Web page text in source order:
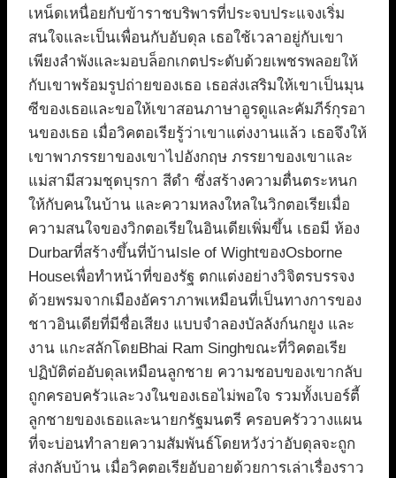
เหน็ดเหนื่อยกับข้าราชบริพารที่ประจบประแจงเริ่ม
สนใจและเป็นเพื่อนกับอับดุล เธอใช้เวลาอยู่กับเขา
เพียงลำพังและมอบล็อกเกตประดับด้วยเพชรพลอยให้
กับเขาพร้อมรูปถ่ายของเธอ เธอส่งเสริมให้เขาเป็นมุน
ซีของเธอและขอให้เขาสอนภาษาอูรดูและคัมภีร์กุรอา
นของเธอ เมื่อวิคตอเรียรู้ว่าเขาแต่งงานแล้ว เธอจึงให้
เขาพาภรรยาของเขาไปอังกฤษ ภรรยาของเขาและ
แม่สามีสวมชุดบุรกา สีดำ ซึ่งสร้างความตื่นตระหนก
ให้กับคนในบ้าน และความหลงใหลในวิกตอเรียเมื่อ
ความสนใจของวิกตอเรียในอินเดียเพิ่มขึ้น เธอมี ห้อง
Durbarที่สร้างขึ้นที่บ้านIsle of WightของOsborne
Houseเพื่อทำหน้าที่ของรัฐ ตกแต่งอย่างวิจิตรบรรจง
ด้วยพรมจากเมืองอัคราภาพเหมือนที่เป็นทางการของ
ชาวอินเดียที่มีชื่อเสียง แบบจำลองบัลลังก์นกยูง และ
งาน แกะสลักโดยBhai Ram Singhขณะที่วิคตอเรีย
ปฏิบัติต่ออับดุลเหมือนลูกชาย ความชอบของเขากลับ
ถูกครอบครัวและวงในของเธอไม่พอใจ รวมทั้งเบอร์ตี้
ลูกชายของเธอและนายกรัฐมนตรี ครอบครัววางแผน
ที่จะบ่อนทำลายความสัมพันธ์โดยหวังว่าอับดุลจะถูก
ส่งกลับบ้าน เมื่อวิคตอเรียอับอายด้วยการเล่าเรื่องราว